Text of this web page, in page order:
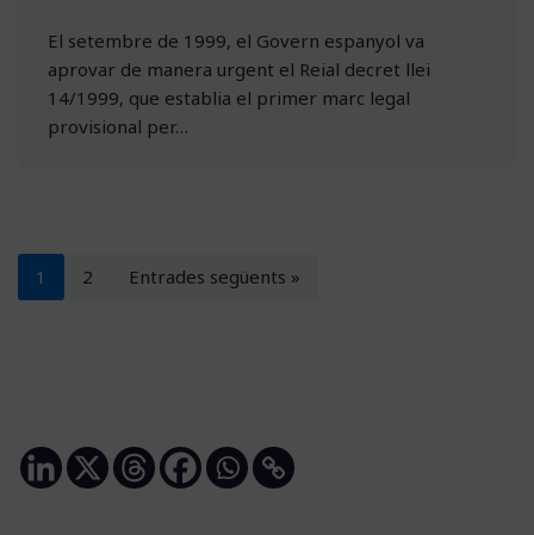
El setembre de 1999, el Govern espanyol va
aprovar de manera urgent el Reial decret llei
14/1999, que establia el primer marc legal
provisional per…
1 2 Entrades següents »